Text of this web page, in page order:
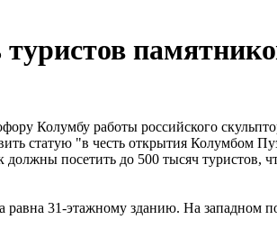
Колумбу работы российского
статую "в честь открытия Колумбом
посетить до 500 тысяч туристов,
равна 31-этажному зданию. На